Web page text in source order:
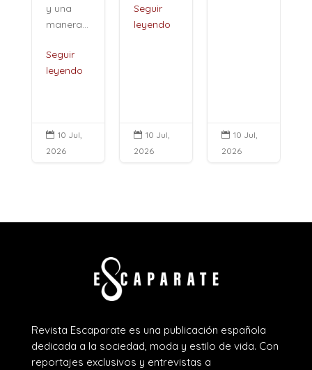
y una
manera...
Seguir
leyendo
 10 Jul,
2026
Seguir
leyendo
 10 Jul,
2026
 10 Jul,
2026
Revista Escaparate es una publicación española
dedicada a la sociedad, moda y estilo de vida. Con
reportajes exclusivos y entrevistas a